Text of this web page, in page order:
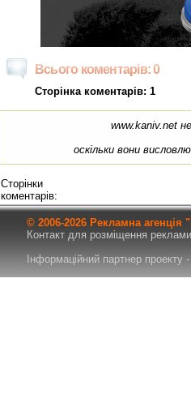
Всього коментарів: 0
Сторінка коментарів: 1
www.kaniv.net
оскільки вони
Сторінки
коментарів:
© 2006-2026 Рекламна
Контакт для розміщення
Інформаційний партнер проекту